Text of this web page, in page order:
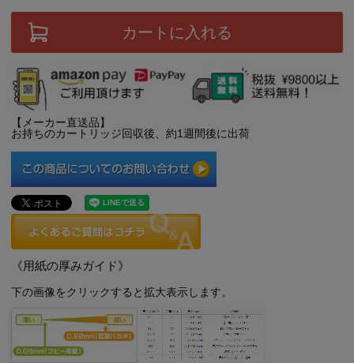
カートに入れる
【メーカー直送品】
お持ちのカートリッジ回収後、約1週間後に出荷
《用紙の厚みガイド》
下の画像をクリックすると拡大表示します。